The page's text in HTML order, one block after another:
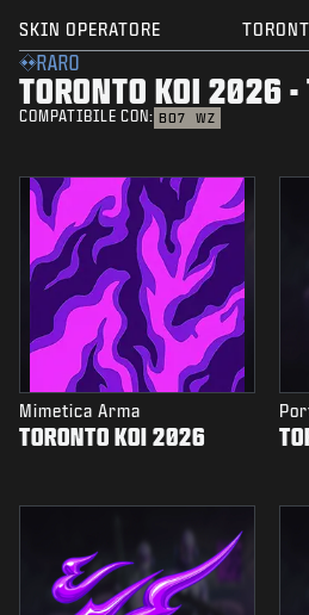
SKIN OPERATORE
RARO
TORONTO KOI 2026 -
COMPATIBILE CON: BO7 WZ
Mimetica Arma
TORONTO KOI 2026